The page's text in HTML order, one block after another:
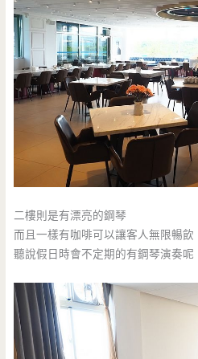
二樓則是有漂亮的鋼琴
而且一樣有咖啡可以讓客人無限暢飲
聽說假日時會不定期的有鋼琴演奏呢